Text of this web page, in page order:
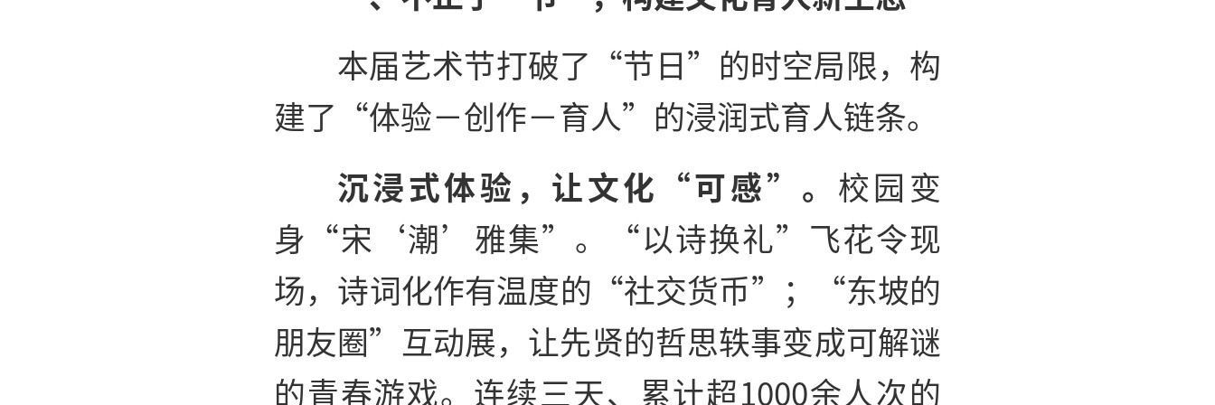
本届艺术节打破了“节日”的时空局限，构
建了“体验－创作－育人”的浸润式育人链条。
沉浸式体验，让文化“可感”。 校园变
身“宋‘潮’雅集”。“以诗换礼”飞花令现
场，诗词化作有温度的“社交货币”；“东坡的
朋友圈”互动展，让先贤的哲思轶事变成可解谜
的青春游戏。连续三天、累计超1000余人次的